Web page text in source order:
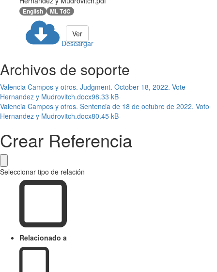
English ML TdC
Descargar
Ver
Archivos de soporte
Valencia Campos y otros. Judgment. October 18, 2022. Vote
Hernandez y Mudrovitch.docx98.33 kB
Valencia Campos y otros. Sentencia de 18 de octubre de 2022. Voto
Hernandez y Mudrovitch.docx80.45 kB
Crear Referencia
Seleccionar tipo de relación
Relacionado a